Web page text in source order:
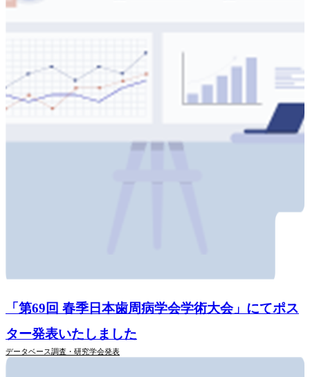
「第69回 春季日本歯周病学会学術大会」にてポス
ター発表いたしました
データベース調査・研究学会発表